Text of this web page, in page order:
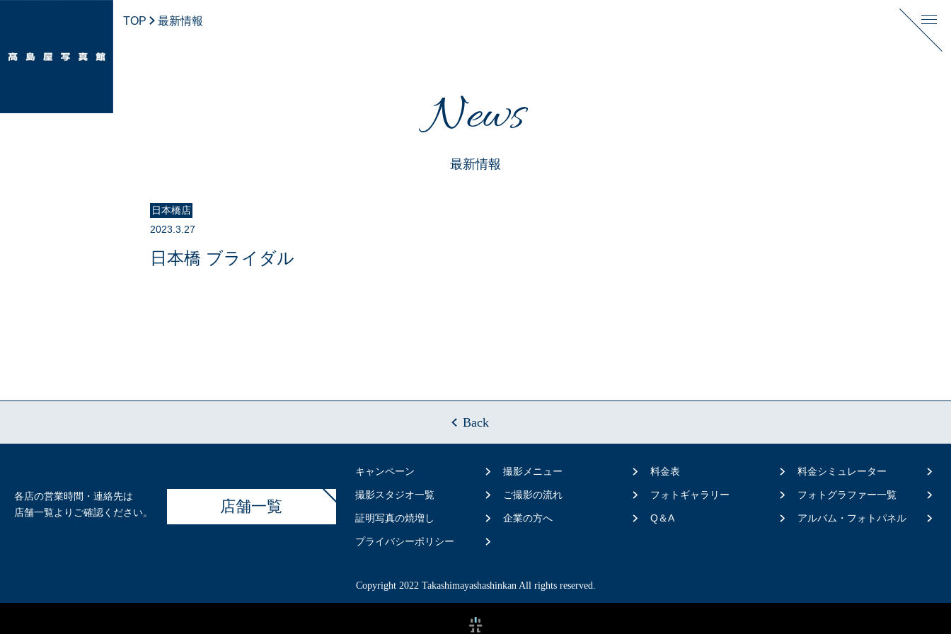
TOP 最新情報
News
最新情報
日本橋店
2023.3.27
日本橋 ブライダル
Back
各店の営業時間・連絡先は
店舗一覧よりご確認ください。
店舗一覧
キャンペーン 撮影メニュー 料金表 料金シミュレーター
撮影スタジオ一覧 ご撮影の流れ フォトギャラリー フォトグラファー一覧
証明写真の焼増し 企業の方へ Q＆A アルバム・フォトパネル
プライバシーポリシー
Copyright 2022 Takashimayashashinkan All rights reserved.